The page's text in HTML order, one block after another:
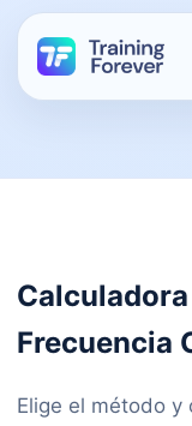
Frecuencia
Elige el método y